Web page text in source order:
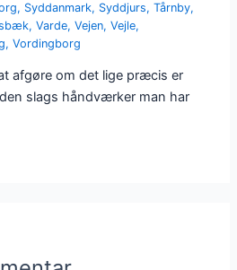
, Syddanmark, Syddjurs,Tårnby,
,Varde,Vejen,Vejle,
,Vordingborg
afgøre om det lige præcis er
slags håndværker man har